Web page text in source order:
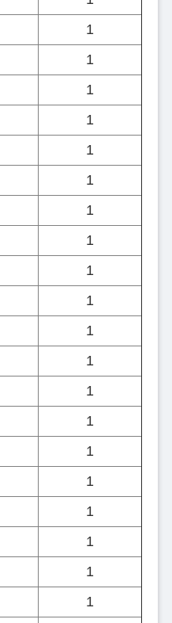
1
1
1
1
1
1
1
1
1
1
1
1
1
1
1
1
1
1
1
1